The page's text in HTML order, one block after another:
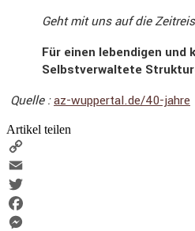
Geht mit uns auf die
Für einen leben­digen
Selbst­ver­wal­tete
Quelle :az​-wuppertal​.de/​4​0​-​j​a​hre
Artikel teilen
Copy
Link
Email
Twitter
Facebook